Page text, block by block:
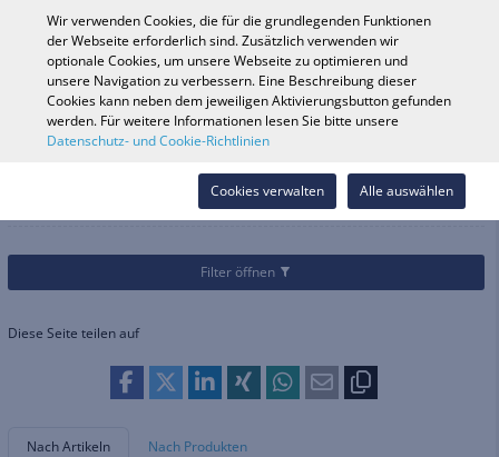
Fahrzeugsuche
Shop durchsuchen
Kategorien Helme & Bekleidung
Offroad
Filter öffnen
Diese Seite teilen auf
Nach Artikeln Nach Produkten
Wir verwenden Cookies, die für die grundlegenden Funktionen
der Webseite erforderlich sind. Zusätzlich verwenden wir
optionale Cookies, um unsere Webseite zu optimieren und
unsere Navigation zu verbessern. Eine Beschreibung dieser
Cookies kann neben dem jeweiligen Aktivierungsbutton gefunden
werden. Für weitere Informationen lesen Sie bitte unsere
Datenschutz- und Cookie-Richtlinien
Alle auswählen
Cookies verwalten